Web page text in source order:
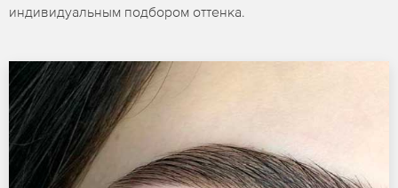
индивидуальным подбором оттенка.